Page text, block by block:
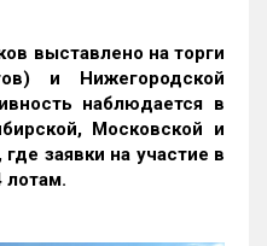
выставлено на торги
и Нижегородской
наблюдается в
Московской и
заявки на участие в
лотам.